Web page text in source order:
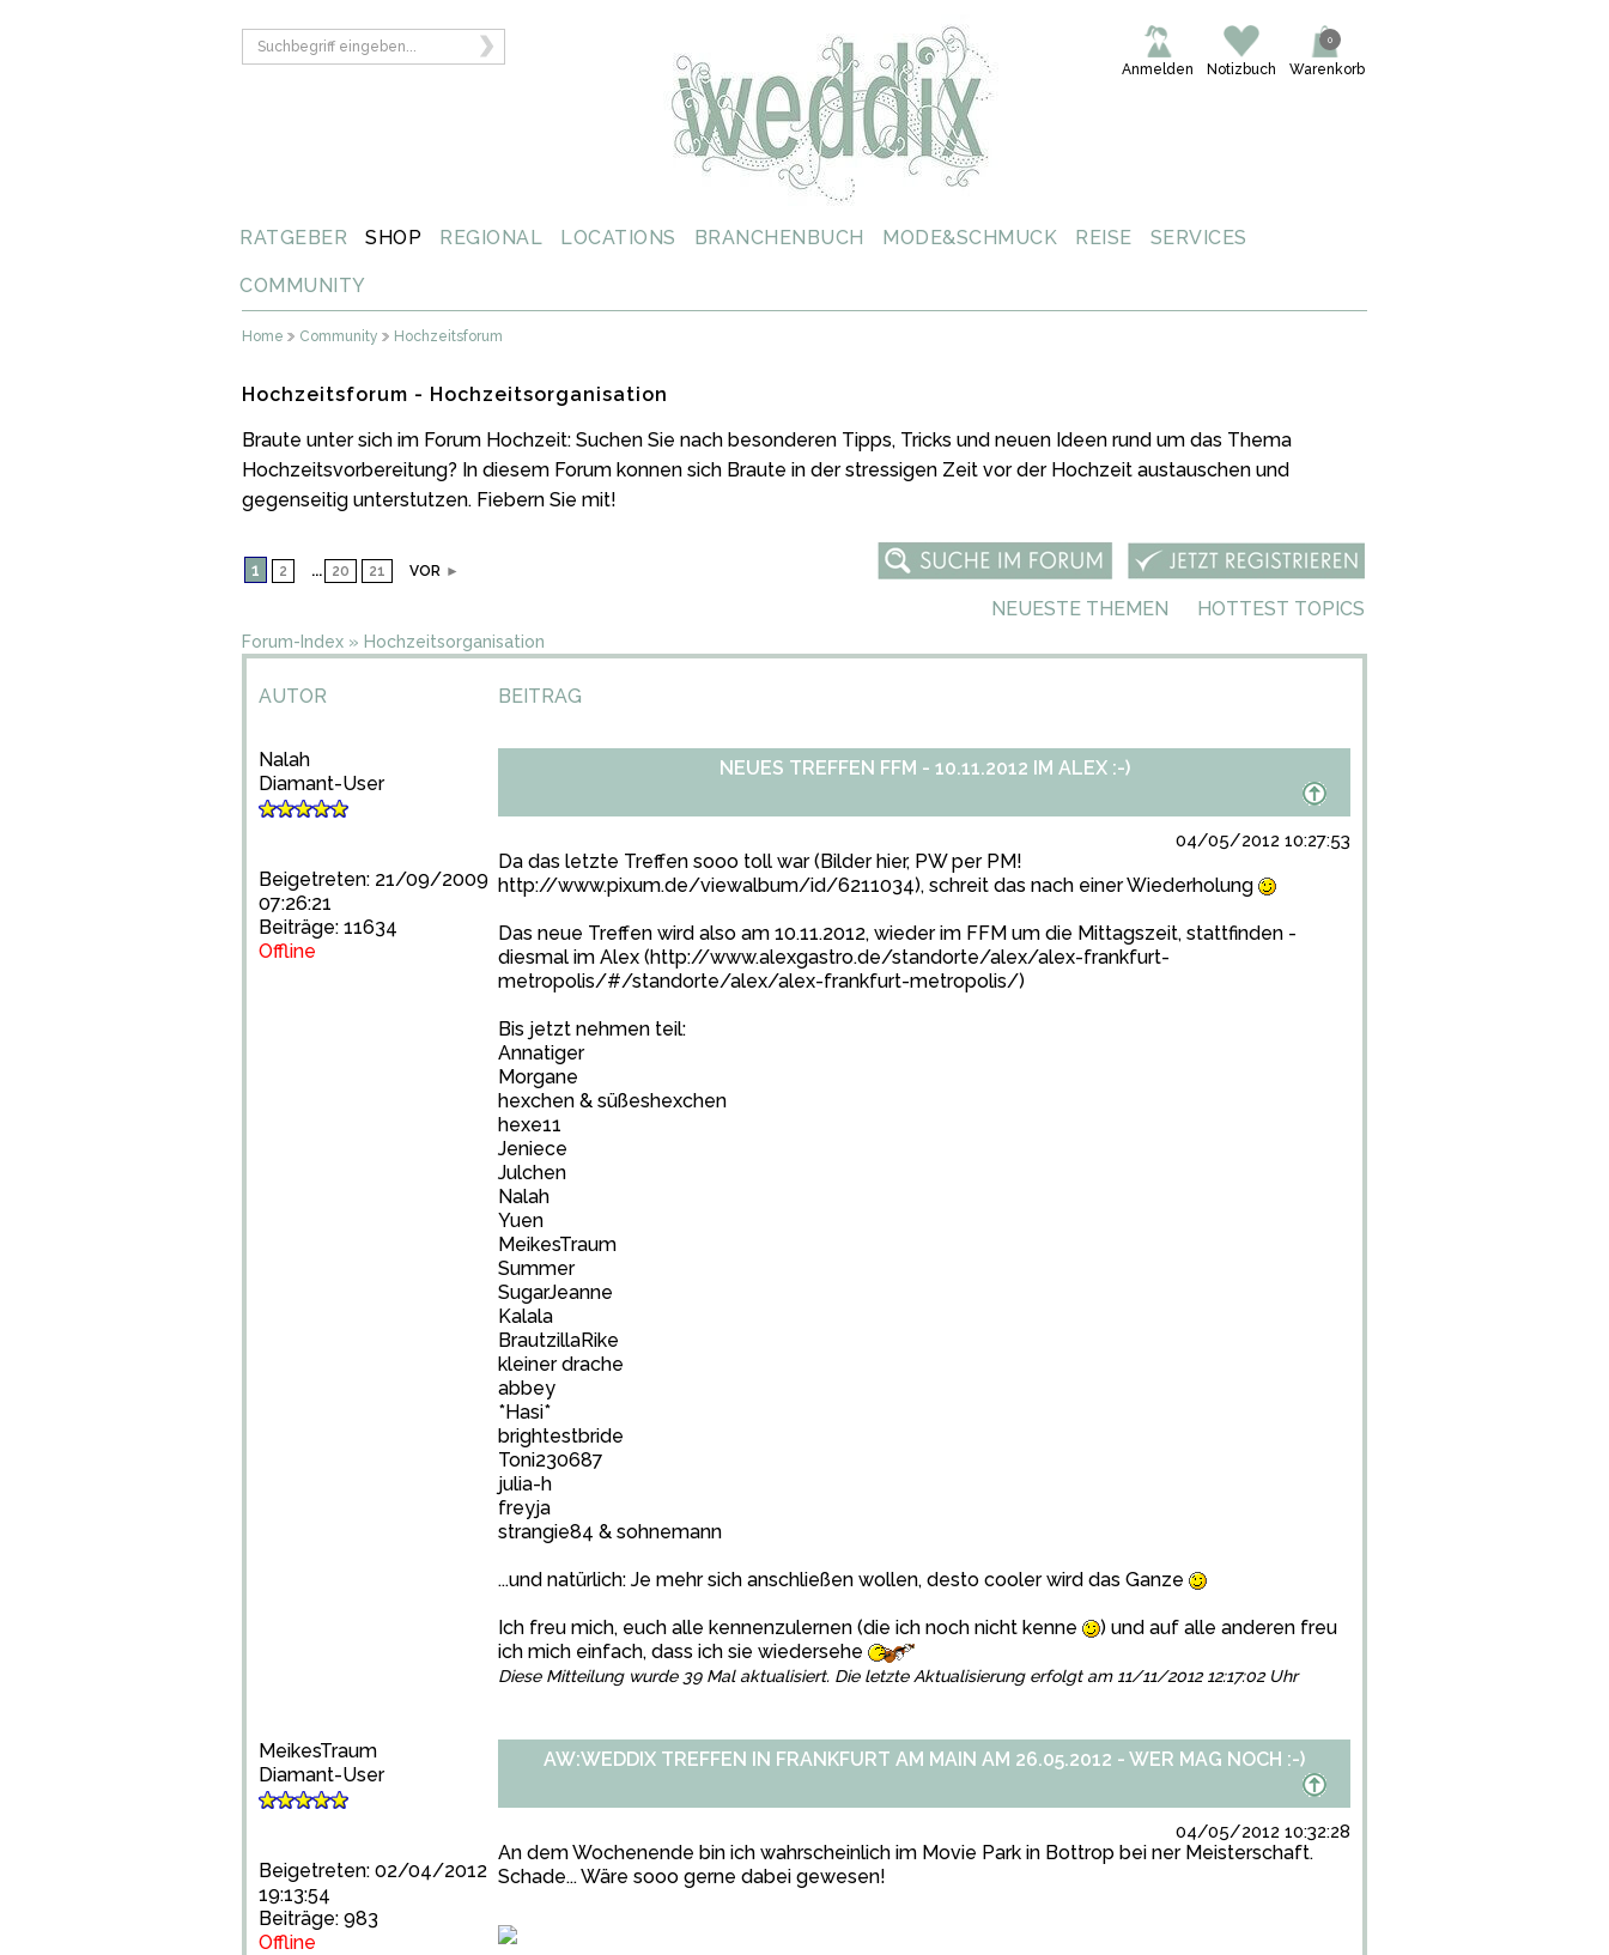
Warenkorb
0
Notizbuch
Anmelden
RATGEBER SHOP REGIONAL LOCATIONS BRANCHENBUCH MODE&SCHMUCK REISE SERVICES
COMMUNITY
Home Community Hochzeitsforum
Hochzeitsforum - Hochzeitsorganisation
Braute unter sich im Forum Hochzeit: Suchen Sie nach besonderen Tipps, Tricks und neuen Ideen rund um das Thema
Hochzeitsvorbereitung? In diesem Forum konnen sich Braute in der stressigen Zeit vor der Hochzeit austauschen und
gegenseitig unterstutzen. Fiebern Sie mit!
1 2 ... 20 21 VOR ►
NEUESTE THEMEN HOTTEST TOPICS
Forum-Index » Hochzeitsorganisation
AUTOR BEITRAG
Nalah
Diamant-User
Beigetreten: 21/09/2009
07:26:21
Beiträge: 11634
Offline
NEUES TREFFEN FFM - 10.11.2012 IM ALEX :-)
04/05/2012 10:27:53
Da das letzte Treffen sooo toll war (Bilder hier, PW per PM!
http://www.pixum.de/viewalbum/id/6211034), schreit das nach einer Wiederholung
Das neue Treffen wird also am 10.11.2012, wieder im FFM um die Mittagszeit, stattfinden -
diesmal im Alex (http://www.alexgastro.de/standorte/alex/alex-frankfurt-
metropolis/#/standorte/alex/alex-frankfurt-metropolis/)
Bis jetzt nehmen teil:
Annatiger
Morgane
hexchen & süßeshexchen
hexe11
Jeniece
Julchen
Nalah
Yuen
MeikesTraum
Summer
SugarJeanne
Kalala
BrautzillaRike
kleiner drache
abbey
*Hasi*
brightestbride
Toni230687
julia-h
freyja
strangie84 & sohnemann
...und natürlich: Je mehr sich anschließen wollen, desto cooler wird das Ganze
Ich freu mich, euch alle kennenzulernen (die ich noch nicht kenne
) und auf alle anderen freu
ich mich einfach, dass ich sie wiedersehe
Diese Mitteilung wurde 39 Mal aktualisiert. Die letzte Aktualisierung erfolgt am 11/11/2012 12:17:02 Uhr
MeikesTraum
Diamant-User
Beigetreten: 02/04/2012
19:13:54
Beiträge: 983
Offline
AW:WEDDIX TREFFEN IN FRANKFURT AM MAIN AM 26.05.2012 - WER MAG NOCH :-)
04/05/2012 10:32:28
An dem Wochenende bin ich wahrscheinlich im Movie Park in Bottrop bei ner Meisterschaft.
Schade... Wäre sooo gerne dabei gewesen!